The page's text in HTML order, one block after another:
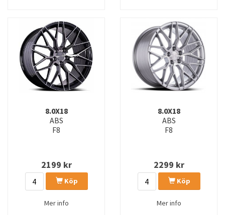
8.0X18
ABS
F8
2199 kr
Köp
Mer info
8.0X18
ABS
F8
2299 kr
Köp
Mer info